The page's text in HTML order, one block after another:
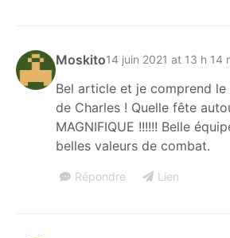
Moskito14 juin 2021 at 13 h 14
Bel article et je comprend le
de Charles ! Quelle fête
MAGNIFIQUE !!!!!! Belle
belles valeurs de combat.
Répondre Lien